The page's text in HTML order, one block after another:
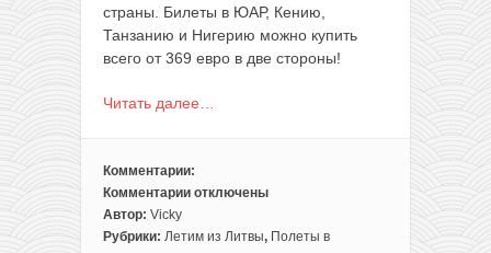
страны. Билеты в ЮАР, Кению,
Танзанию и Нигерию можно купить
всего от 369 евро в две стороны!
Читать далее…
Комментарии:
Комментарии
к
записи
отключены
Автор: Vicky
Рубрики: Летим из Литвы, Полеты в